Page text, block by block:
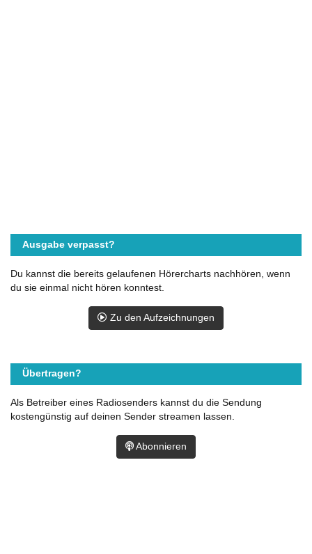
Ausgabe verpasst?
Du kannst die bereits gelaufenen Hörercharts nachhören, wenn
du sie einmal nicht hören konntest.
Zu den Aufzeichnungen
Übertragen?
Als Betreiber eines Radiosenders kannst du die Sendung
kostengünstig auf deinen Sender streamen lassen.
Abonnieren